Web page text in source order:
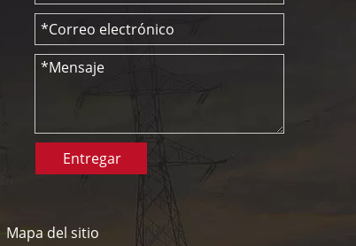
Entregar
Mapa del sitio